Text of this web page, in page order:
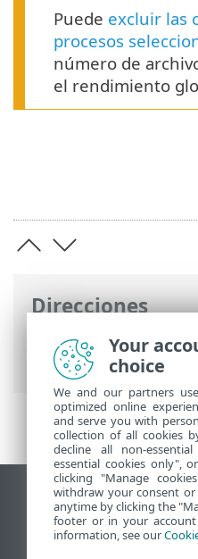
Direcciones
Ayuda en línea de
Advanced
>Vista
Puede excluir las
procesos
número de
el rendimiento
Ver sitio para
End of Life
Base de conocimiento
Your
choice
We and our partners
optimized online
and serve you with
collection of all cookies
decline all non-
essential cookies only",
clicking "Manage
withdraw your consent or
anytime by clicking the
footer or in your
information, see our